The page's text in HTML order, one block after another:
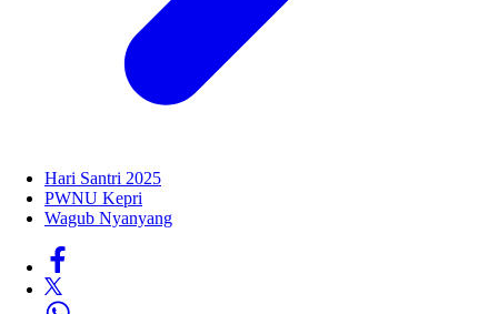
Hari Santri 2025
PWNU Kepri
Wagub Nyanyang